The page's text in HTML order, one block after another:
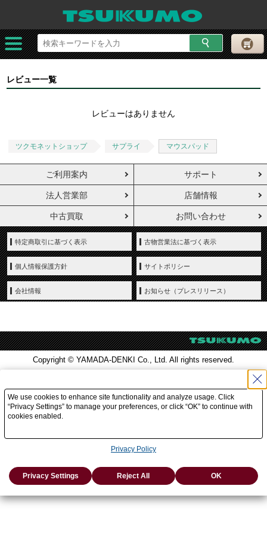
レビュー一覧
レビューはありません
ツクモネットショップ サプライ マウスパッド
ご利用案内 サポート
法人営業部 店舗情報
中古買取 お問い合わせ
特定商取引に基づく表示 古物営業法に基づく表示
個人情報保護方針 サイトポリシー
会社情報 お知らせ（プレスリリース）
Copyright © YAMADA-DENKI Co., Ltd. All rights reserved.
We use cookies to enhance site functionality and analyze usage. Click
“Privacy Settings” to manage your preferences, or click “OK” to continue with
cookies enabled.
Privacy Policy
Privacy Settings Reject All OK